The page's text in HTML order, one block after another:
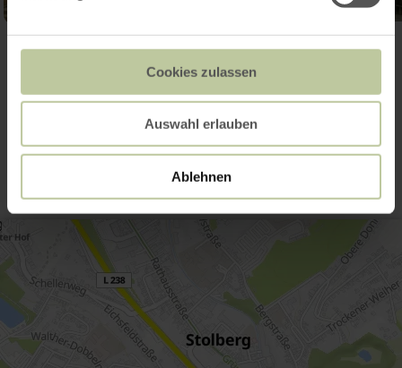
Cookies zulassen
Auswahl erlauben
Ablehnen
Galerie öffnen
Kontakt